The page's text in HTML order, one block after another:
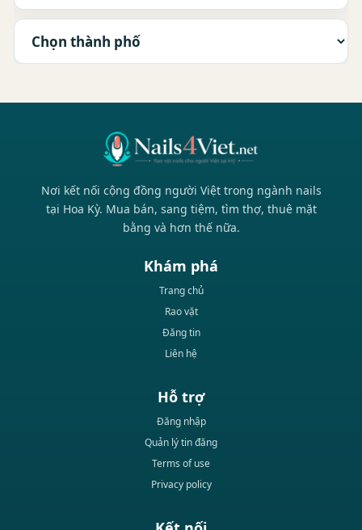
Nơi kết nối cộng đồng người Việt trong ngành nails
tại Hoa Kỳ. Mua bán, sang tiệm, tìm thợ, thuê mặt
bằng và hơn thế nữa.
Khám phá
Trang chủ
Rao vặt
Đăng tin
Liên hệ
Hỗ trợ
Đăng nhập
Quản lý tin đăng
Terms of use
Privacy policy